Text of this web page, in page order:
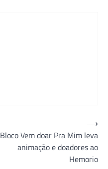
Bloco Vem doar Pra Mim leva
animação e doadores ao
Hemorio
⟶